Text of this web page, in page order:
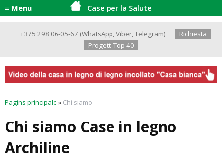
≡ Menu Case per la Salute
+375 298 06-05-67 (WhatsApp,Viber,Telegram)
Richiesta
Progetti Top 40
Pagins principale » Chi siamo
Chi siamo Case in legno
Archiline